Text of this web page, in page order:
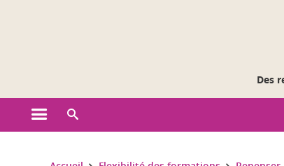
Des
Ouvrir le menu principal